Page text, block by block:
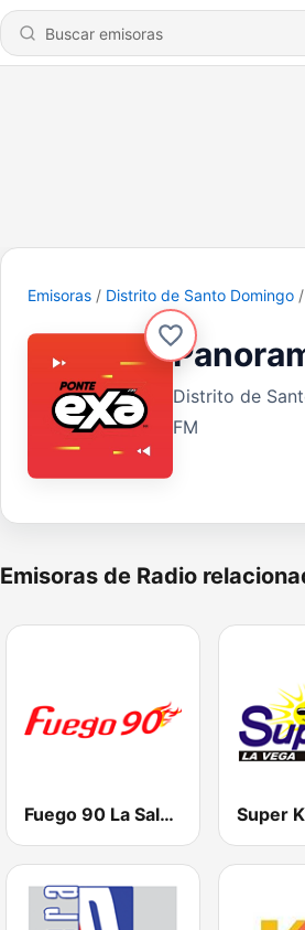
Emisoras Distrito de Santo Domingo
Distrito de
FM
Emisoras de Radio
Fuego 90 La Salsera Super